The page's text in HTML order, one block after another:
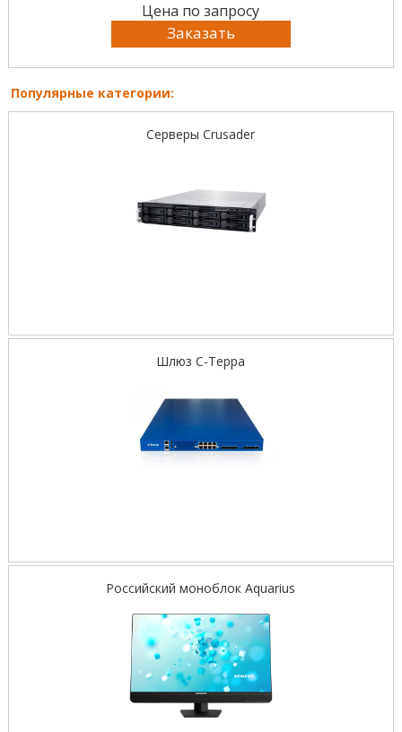
Цена по запросу
Заказать
Популярные категории:
Серверы Crusader
Шлюз С-Терра
Российский моноблок Aquarius